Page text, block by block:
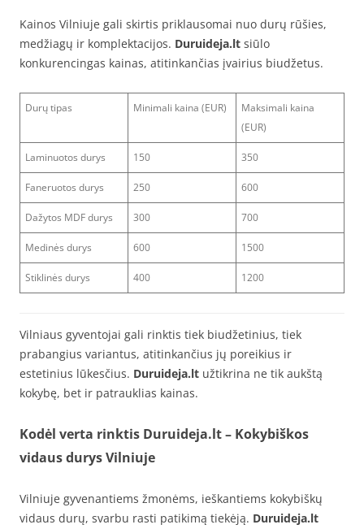
Kainos Vilniuje gali skirtis priklausomai nuo durų rūšies,
medžiagų ir komplektacijos. Duruideja.lt siūlo
konkurencingas kainas, atitinkančias įvairius biudžetus.
Durų tipas Minimali kaina (EUR)
Maksimali kaina
(EUR)
Laminuotos durys 150 350
Faneruotos durys 250 600
Dažytos MDF durys 300 700
Medinės durys 600 1500
Stiklinės durys 400 1200
Vilniaus gyventojai gali rinktis tiek biudžetinius, tiek
prabangius variantus, atitinkančius jų poreikius ir
estetinius lūkesčius. Duruideja.lt užtikrina ne tik aukštą
kokybę, bet ir patrauklias kainas.
Kodėl verta rinktis Duruideja.lt– Kokybiškos
vidaus durys Vilniuje
Vilniuje gyvenantiems žmonėms, ieškantiems kokybiškų
vidaus durų, svarbu rasti patikimą tiekėją. Duruideja.lt